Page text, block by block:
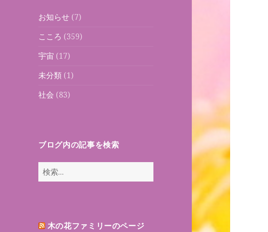
お知らせ (7)
こころ (359)
宇宙 (17)
未分類 (1)
社会 (83)
ブログ内の記事を検索
検
索:
木の花ファミリーのページ